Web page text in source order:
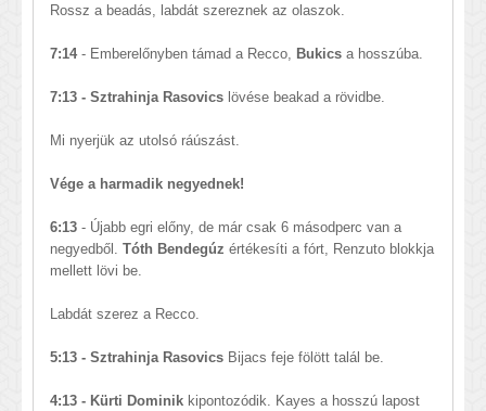
Rossz a beadás, labdát szereznek az olaszok.
7:14 - Emberelőnyben támad a Recco, Bukics a hosszúba.
7:13 - Sztrahinja Rasovics lövése beakad a rövidbe.
Mi nyerjük az utolsó ráúszást.
Vége a harmadik negyednek!
6:13 - Újabb egri előny, de már csak 6 másodperc van a
negyedből. Tóth Bendegúz értékesíti a fórt, Renzuto blokkja
mellett lövi be.
Labdát szerez a Recco.
5:13 - Sztrahinja Rasovics Bijacs feje fölött talál be.
4:13 - Kürti Dominik kipontozódik. Kayes a hosszú lapost